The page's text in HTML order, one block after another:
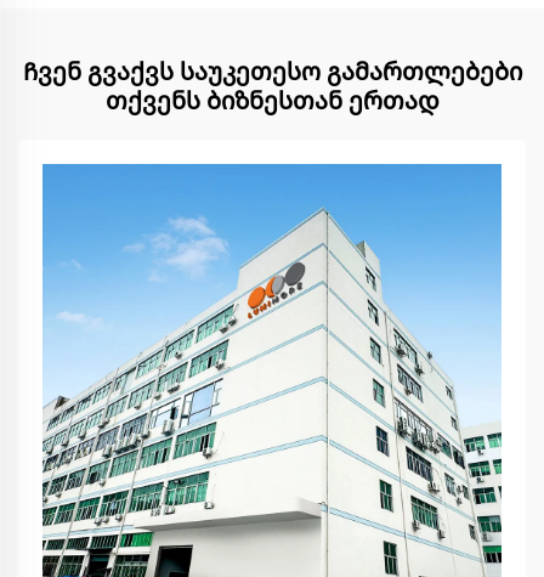
Ჩვენ გვაქვს საუკეთესო გამართლებები
თქვენს ბიზნესთან ერთად